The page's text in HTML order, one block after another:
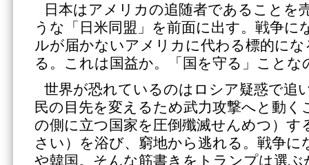
日本はアメリカの追随者であることを
うな「日米同盟」を前面に出す。戦争に
ルが届かないアメリカに代わる標的に
る。これは国益か。「国を守る」ことな
世界が恐れているのはロシア疑惑で追
民の目先を変えるため武力攻撃へと動
の側に立つ国家を圧倒殲滅せんめつ）す
さい）を浴び、窮地から逃れる。戦争に
や韓国。そんな筋書きをトランプは選